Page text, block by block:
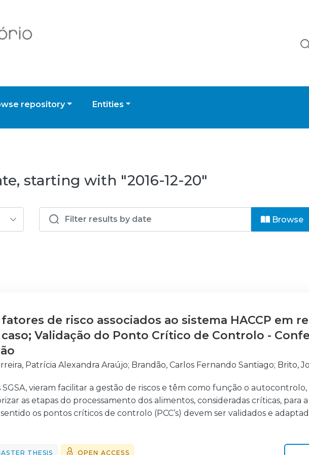
repository Entities
starting with "2016-12-20"
Browse
de risco associados ao sistema HACCP em
Validação do Ponto Crítico de Controlo -
Patrícia Alexandra Araújo; Brandão, Carlos Fernando Santiago; Brito,
vieram facilitar a gestão de riscos e têm como função o autocontrolo,
as etapas do processamento dos alimentos, consideradas críticas, para
os pontos críticos de controlo (PCC’s) devem ser validados e
do sistema HACCP é a chamada “ilusão do controlo”.
Utilizando o estudo observacional direto de temperaturas após
THESIS OPEN ACCESS